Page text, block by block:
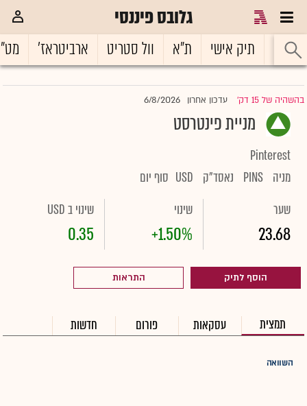
גלובס פיננסי
ראשי תיק אישי ת"א וול סטריט ארביטראז'
בהשהיה של 15 דק' |עדכון אחרון 6/8/2026
מניית פינטרסט
Pinterest
מניה PINS נאסד"ק USD סוף יום
שער
23.68
שינוי
+1.50%
שינוי ב USD
0.35
הוסף לתיק התראות
תמצית עסקאות פורום חדשות
השוואה